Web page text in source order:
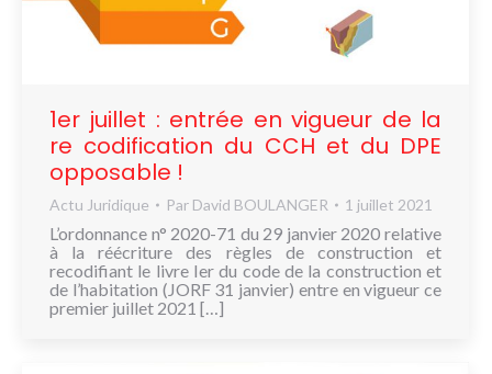
1er juillet : entrée en vigueur de la
re codification du CCH et du DPE
opposable !
Actu Juridique Par David BOULANGER 1 juillet 2021
L’ordonnance n° 2020-71 du 29 janvier 2020 relative
à la réécriture des règles de construction et
recodifiant le livre Ier du code de la construction et
de l’habitation (JORF 31 janvier) entre en vigueur ce
premier juillet 2021 […]